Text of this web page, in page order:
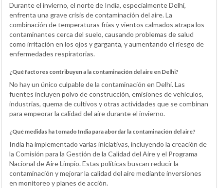
Durante el invierno, el norte de India, especialmente Delhi,
enfrenta una grave crisis de contaminación del aire. La
combinación de temperaturas frías y vientos calmados atrapa los
contaminantes cerca del suelo, causando problemas de salud
como irritación en los ojos y garganta, y aumentando el riesgo de
enfermedades respiratorias.
¿Qué factores contribuyen a la contaminación del aire en Delhi?
No hay un único culpable de la contaminación en Delhi. Las
fuentes incluyen polvo de construcción, emisiones de vehículos,
industrias, quema de cultivos y otras actividades que se combinan
para empeorar la calidad del aire durante el invierno.
¿Qué medidas ha tomado India para abordar la contaminación del aire?
India ha implementado varias iniciativas, incluyendo la creación de
la Comisión para la Gestión de la Calidad del Aire y el Programa
Nacional de Aire Limpio. Estas políticas buscan reducir la
contaminación y mejorar la calidad del aire mediante inversiones
en monitoreo y planes de acción.